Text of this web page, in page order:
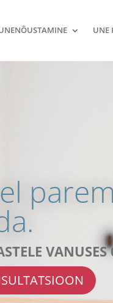
UNE
VANUSES